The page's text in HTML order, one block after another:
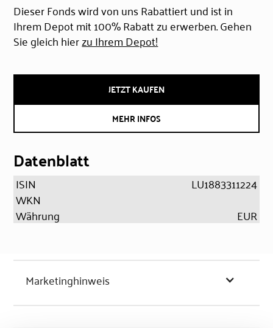
Dieser Fonds wird von uns Rabattiert und ist in
Ihrem Depot mit 100% Rabatt zu erwerben. Gehen
Sie gleich hierzu Ihrem Depot!
JETZT KAUFEN
MEHR INFOS
Datenblatt
ISIN
LU1883311224
WKN
Währung
EUR
Marketinghinweis